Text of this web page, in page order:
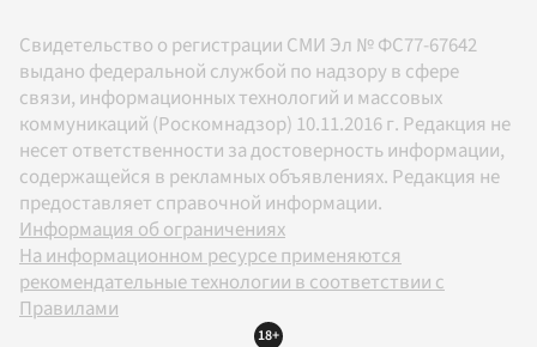
Свидетельство о регистрации СМИ Эл № ФС77-67642
выдано федеральной службой по надзору в сфере
связи, информационных технологий и массовых
коммуникаций (Роскомнадзор) 10.11.2016 г. Редакция не
несет ответственности за достоверность информации,
содержащейся в рекламных объявлениях. Редакция не
предоставляет справочной информации.
Информация об ограничениях
На информационном ресурсе применяются
рекомендательные технологии в соответствии с
Правилами
18+